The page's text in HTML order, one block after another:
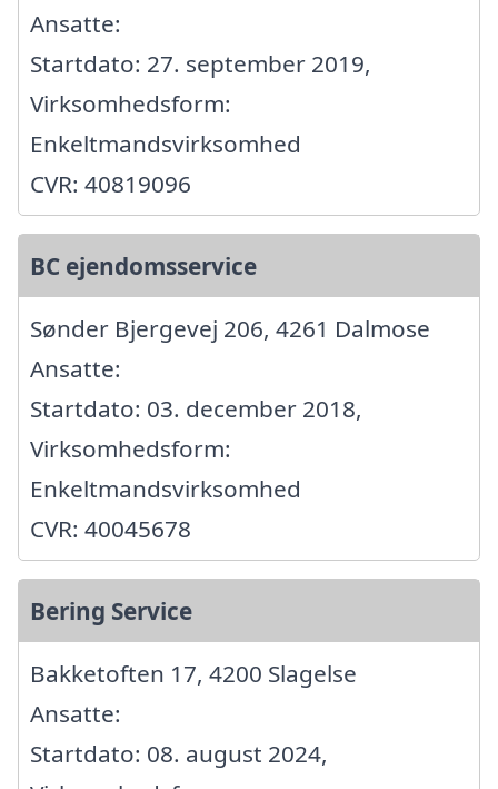
Ansatte:
Startdato: 27. september 2019,
Virksomhedsform:
Enkeltmandsvirksomhed
CVR: 40819096
BC ejendomsservice
Sønder Bjergevej 206, 4261 Dalmose
Ansatte:
Startdato: 03. december 2018,
Virksomhedsform:
Enkeltmandsvirksomhed
CVR: 40045678
Bering Service
Bakketoften 17, 4200 Slagelse
Ansatte:
Startdato: 08. august 2024,